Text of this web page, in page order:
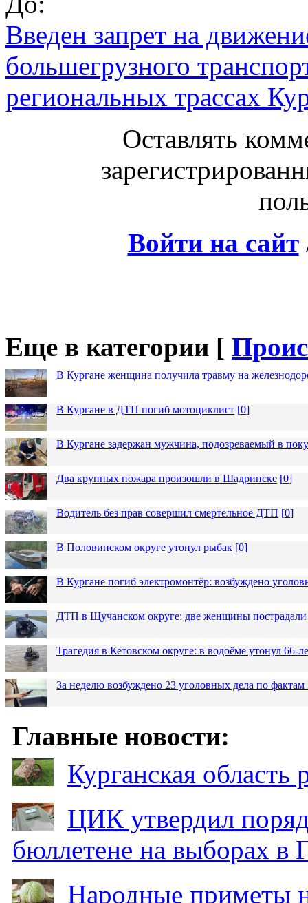
Введен запрет на
большегрузного
региональных трассах
Оставлять
Войти на сайт
Еще в категории [
В Кургане женщина получила травму на
В Кургане в ДТП погиб мотоциклист [0]
В Кургане задержан мужчина, подозреваемый в
Два крупных пожара произошли в Шадринске [0]
Водитель без прав совершил смертельное ДТП [0]
В Половинском округе утонул рыбак [0]
В Кургане погиб электромонтёр: возбуждено
ДТП в Щучанском округе: две женщины пострадали
Трагедия в Кетовском округе: в водоёме утонул 66-
За неделю возбуждено 23 уголовных дела по
Главные новости:
Курганская
ЦИК утвердил
бюллетене на выборах в
Народные приметы